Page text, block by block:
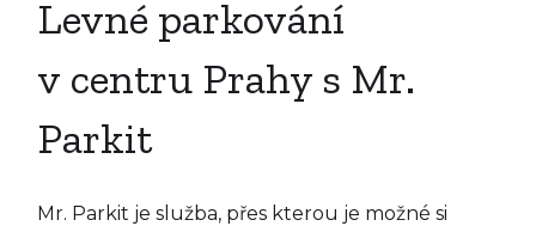
Levné parkování
v centru Prahy s Mr.
Parkit
Mr. Parkit je služba, přes kterou je možné si